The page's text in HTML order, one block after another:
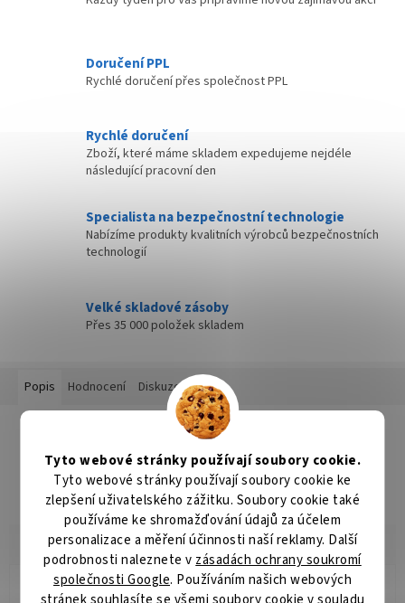
Tyto webové stránky používají soubory cookie.
Tyto webové stránky používají soubory cookie ke
zlepšení uživatelského zážitku. Soubory cookie také
používáme ke shromažďování údajů za účelem
personalizace a měření účinnosti naší reklamy. Další
podrobnosti naleznete v zásadách ochrany soukromí
společnosti Google. Používáním našich webových
Doručení PPL
Rychlé doručení přes společnost PPL
Rychlé doručení
Zboží, které máme skladem expedujeme nejdéle
následující pracovní den
Specialista na bezpečnostní technologie
Nabízíme produkty kvalitních výrobců bezpečnostních
technologií
Velké skladové zásoby
Přes 35 000 položek skladem
Popis Hodnocení Diskuze
Detailní popis produktu
Popis produktu není dostupný